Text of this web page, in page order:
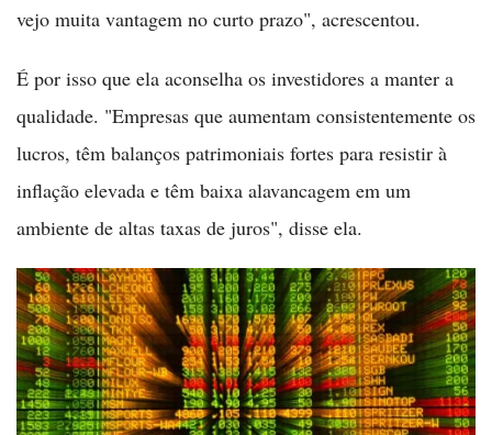
vejo muita vantagem no curto prazo", acrescentou.
É por isso que ela aconselha os investidores a manter a
qualidade. "Empresas que aumentam consistentemente os
lucros, têm balanços patrimoniais fortes para resistir à
inflação elevada e têm baixa alavancagem em um
ambiente de altas taxas de juros", disse ela.